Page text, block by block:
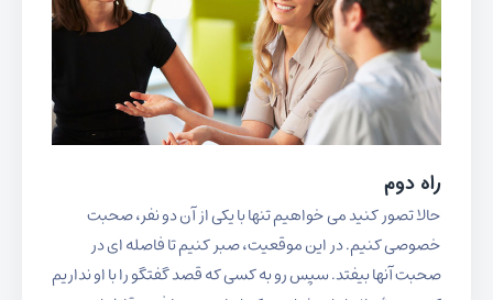
راه دوم
حالا تصور کنید می خواهیم تنها با یکی از آن دو نفر، صحبت
خصوصی کنیم. در این موقعیت، صبر کنیم تا فاصله ای در
صحبت آنها بیفتد. سپس رو به کسی که قصد گفتگو را با او نداریم